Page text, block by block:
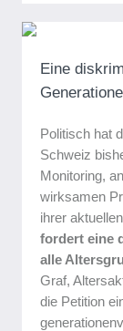
Eine
Politisch hat
Schweiz
Monitoring,
wirksamen
ihrer
fordert eine
alle
Graf,
die Petition